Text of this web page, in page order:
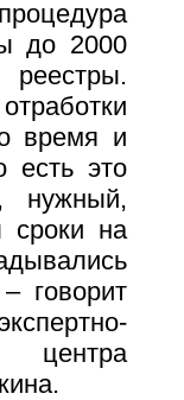
до 2000
время и
есть это
нужный,
сроки на
говорит